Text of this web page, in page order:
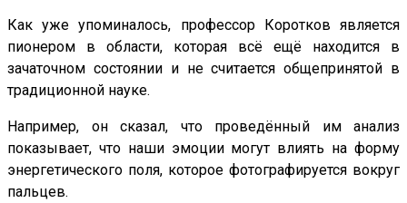
Как уже упоминалось, профессор Коротков является
пионером в области, которая всё ещё находится в
зачаточном состоянии и не считается общепринятой в
традиционной науке.
Например, он сказал, что проведённый им анализ
показывает, что наши эмоции могут влиять на форму
энергетического поля, которое фотографируется вокруг
пальцев.